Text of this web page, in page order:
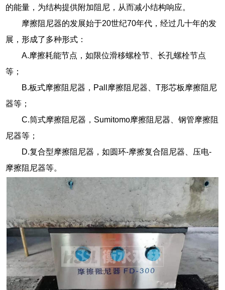
的能量，为结构提供附加阻尼，从而减小结构响应。
摩擦阻尼器的发展始于20世纪70年代，经过几十年的发
展，形成了多种形式：
A.摩擦耗能节点，如限位滑移螺栓节、长孔螺栓节点
等；
B.板式摩擦阻尼器，Pall摩擦阻尼器、T形芯板摩擦阻尼
器等；
C.筒式摩擦阻尼器，Sumitomo摩擦阻尼器、钢管摩擦阻
尼器等；
D.复合型摩擦阻尼器，如圆环-摩擦复合阻尼器、压电-
摩擦阻尼器等。